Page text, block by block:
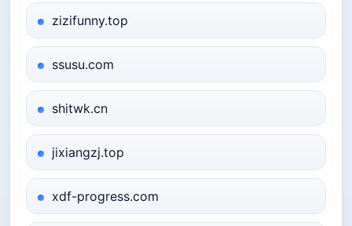
zizifunny.top
ssusu.com
shitwk.cn
jixiangzj.top
xdf-progress.com